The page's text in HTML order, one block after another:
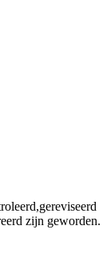
zijn geworden.